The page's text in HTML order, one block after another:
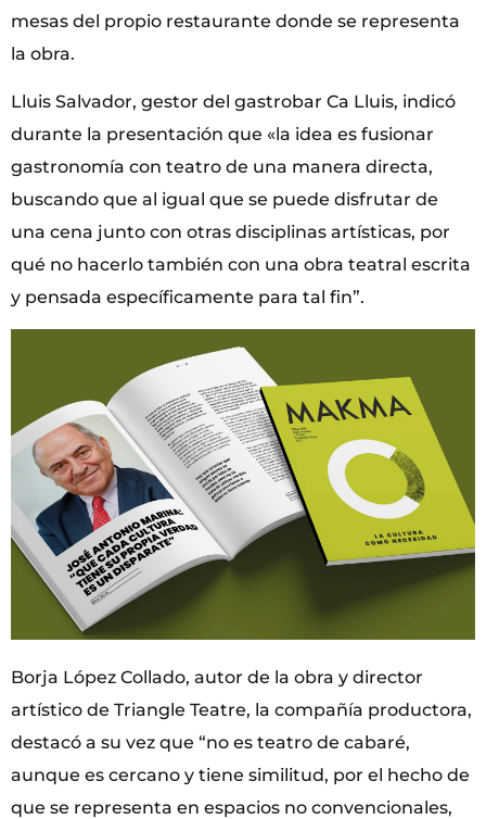
mesas del propio restaurante donde se representa
la obra.
Lluis Salvador, gestor del gastrobar Ca Lluis, indicó
durante la presentación que «la idea es fusionar
gastronomía con teatro de una manera directa,
buscando que al igual que se puede disfrutar de
una cena junto con otras disciplinas artísticas, por
qué no hacerlo también con una obra teatral escrita
y pensada específicamente para tal fin”.
Borja López Collado, autor de la obra y director
artístico de Triangle Teatre, la compañía productora,
destacó a su vez que “no es teatro de cabaré,
aunque es cercano y tiene similitud, por el hecho de
que se representa en espacios no convencionales,